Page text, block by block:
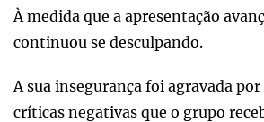
À medida que a apresentação
continuou se desculpando.
A sua insegurança foi agravada
críticas negativas que o grupo